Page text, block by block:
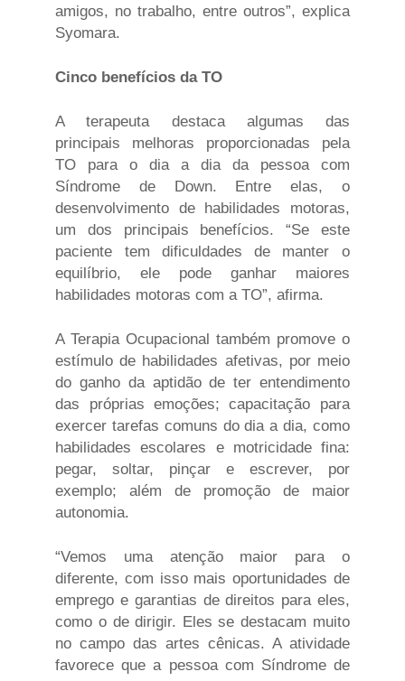
amigos, no trabalho, entre outros”, explica
Syomara.
Cinco benefícios da TO
A terapeuta destaca algumas das
principais melhoras proporcionadas pela
TO para o dia a dia da pessoa com
Síndrome de Down. Entre elas, o
desenvolvimento de habilidades motoras,
um dos principais benefícios. “Se este
paciente tem dificuldades de manter o
equilíbrio, ele pode ganhar maiores
habilidades motoras com a TO”, afirma.
A Terapia Ocupacional também promove o
estímulo de habilidades afetivas, por meio
do ganho da aptidão de ter entendimento
das próprias emoções; capacitação para
exercer tarefas comuns do dia a dia, como
habilidades escolares e motricidade fina:
pegar, soltar, pinçar e escrever, por
exemplo; além de promoção de maior
autonomia.
“Vemos uma atenção maior para o
diferente, com isso mais oportunidades de
emprego e garantias de direitos para eles,
como o de dirigir. Eles se destacam muito
no campo das artes cênicas. A atividade
favorece que a pessoa com Síndrome de